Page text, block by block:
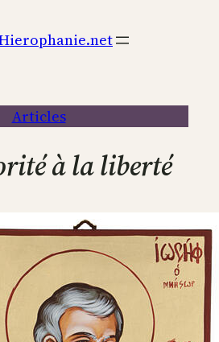
Articles
à la liberté